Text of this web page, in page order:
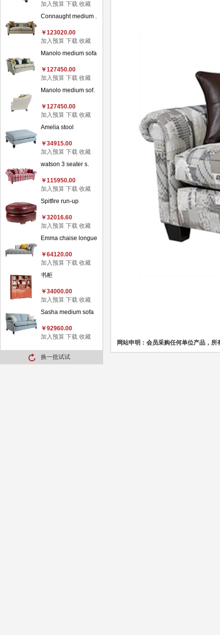
加入预算 下载 收藏
Connaught medium .
￥123020.00
加入预算 下载 收藏
Manolo medium sofa
￥127450.00
加入预算 下载 收藏
Manolo medium sof.
￥127450.00
加入预算 下载 收藏
Amelia stool
￥34915.00
加入预算 下载 收藏
watson 3 seater s.
￥115950.00
加入预算 下载 收藏
Spitfire run-up
￥32016.60
加入预算 下载 收藏
Emma chaise longue
￥64120.00
加入预算 下载 收藏
书柜
￥34000.00
加入预算 下载 收藏
Sasha medium sofa
￥92960.00
加入预算 下载 收藏
换一批试试
网站申明：会员采购任何单位产品，